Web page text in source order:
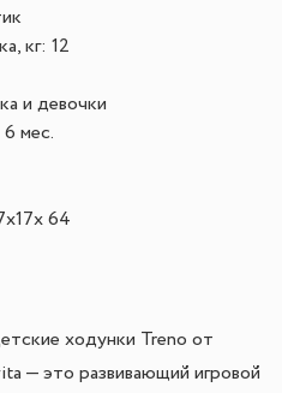
кг: 12
и девочки
6 мес.
64
ходунки Treno от
— это развивающий игровой